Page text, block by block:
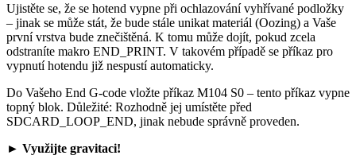
Ujistěte se, že se hotend vypne při ochlazování vyhřívané podložky
– jinak se může stát, že bude stále unikat materiál (Oozing) a Vaše
první vrstva bude znečištěná. K tomu může dojít, pokud zcela
odstraníte makro END_PRINT. V takovém případě se příkaz pro
vypnutí hotendu již nespustí automaticky.
Do Vašeho End G-code vložte příkaz M104 S0 – tento příkaz vypne
topný blok. Důležité: Rozhodně jej umístěte před
SDCARD_LOOP_END, jinak nebude správně proveden.
► Využijte gravitaci!